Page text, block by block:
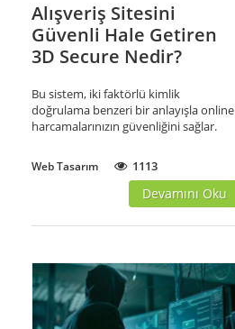
Alışveriş Sitesini
Güvenli Hale Getiren
3D Secure Nedir?
Bu sistem, iki faktörlü kimlik
doğrulama benzeri bir anlayışla online
harcamalarınızın güvenliğini sağlar.
Web Tasarım 1113
Devamını Oku